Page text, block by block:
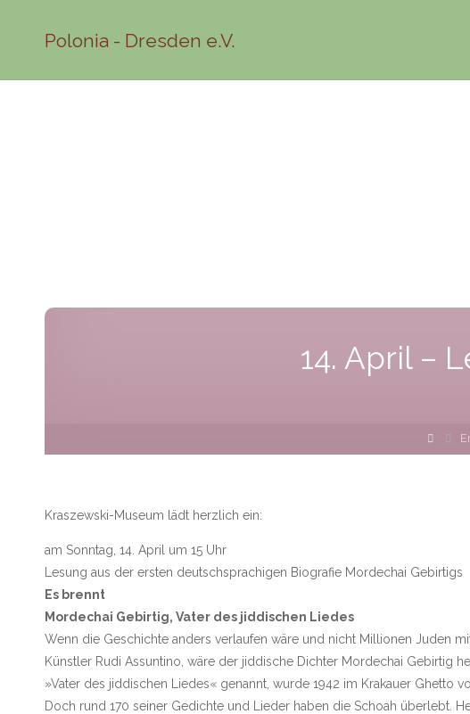
Polonia - Dresden e.V.
14. April –
Home
Kraszewski-Museum lädt herzlich ein:
am Sonntag, 14. April um 15 Uhr
Lesung aus der ersten deutschsprachigen Biografie Mordechai Gebirtigs
Es brennt
Mordechai Gebirtig, Vater des jiddischen Liedes
Wenn die Geschichte anders verlaufen wäre und nicht Millionen Juden
Künstler Rudi Assuntino, wäre der jiddische Dichter Mordechai Gebirtig
»Vater des jiddischen Liedes« genannt, wurde 1942 im Krakauer Ghetto
Doch rund 170 seiner Gedichte und Lieder haben die Schoah überlebt.